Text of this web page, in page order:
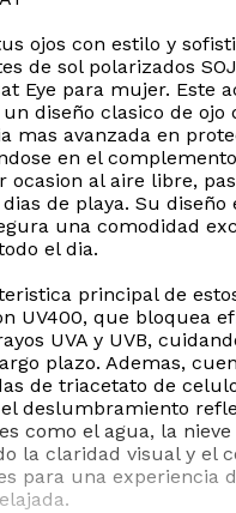
ojos con estilo y
de sol polarizados
Eye para mujer. Este
diseño clasico de ojo
mas avanzada en
en el
ocasion al aire libre,
de playa. Su diseño
una comodidad
el dia.
principal de
UV400, que bloquea
UVA y UVB,
plazo. Ademas,
de triacetato de
deslumbramiento
como el agua, la nieve
la claridad visual y el
para una experiencia